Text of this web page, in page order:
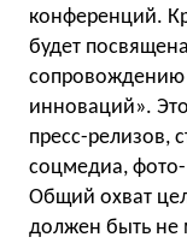
конференций.
будет
сопровождению
инноваций».
пресс-релизов,
соцмедиа,
Общий охват
должен быть не